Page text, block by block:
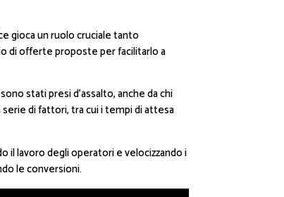
gioca un ruolo cruciale tanto
di offerte proposte per facilitarlo a
stati presi d’assalto, anche da chi
serie di fattori, tra cui i tempi di attesa
il lavoro degli operatori e velocizzando i
le conversioni.